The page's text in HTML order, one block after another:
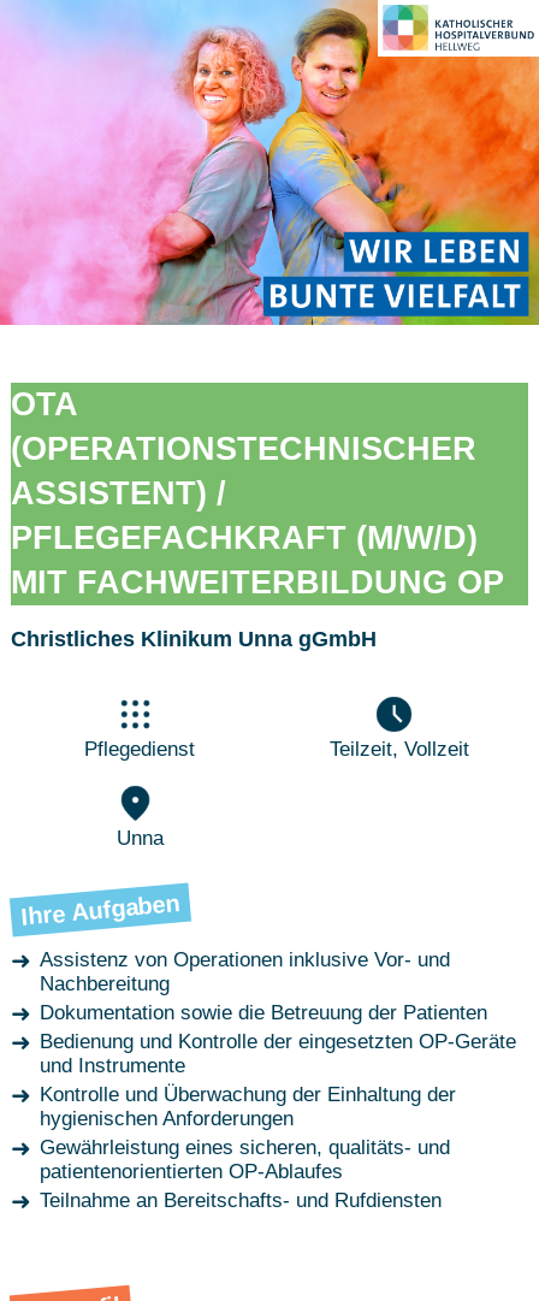
OTA
(OPERATIONSTECHNISCHER
ASSISTENT) /
PFLEGEFACHKRAFT (M/W/D)
MIT FACHWEITERBILDUNG OP
Christliches Klinikum Unna gGmbH
Pflegedienst Teilzeit, Vollzeit
Unna
Ihre Aufgaben
Assistenz von Operationen inklusive Vor- und
Nachbereitung
Dokumentation sowie die Betreuung der Patienten
Bedienung und Kontrolle der eingesetzten OP-Geräte
und Instrumente
Kontrolle und Überwachung der Einhaltung der
hygienischen Anforderungen
Gewährleistung eines sicheren, qualitäts- und
patientenorientierten OP-Ablaufes
Teilnahme an Bereitschafts- und Rufdiensten